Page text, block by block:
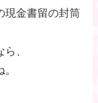
現金書留の封筒
、